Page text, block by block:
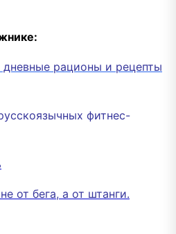
дневные рационы и рецепты
фитнес-
от бега, а от штанги.